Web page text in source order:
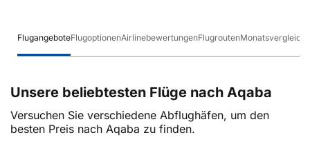
FlugangeboteFlugoptionenAirlinebewertungenFlugroutenMonatsvergleich
Unsere beliebtesten Flüge nach Aqaba
Versuchen Sie verschiedene Abflughäfen, um den
besten Preis nach Aqaba zu finden.